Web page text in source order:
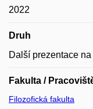
2022
Druh
Další prezentace
Fakulta /
Filozofická fakulta